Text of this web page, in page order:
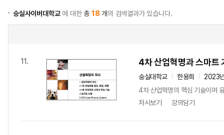
숭실사이버대학교에 대한총 18 개의 검색결과가 있습니다.
11. 4차 산업혁명과 스마트
숭실대학교 한용희
2023
4차 산업혁명의 핵심 기술이며
차시보기
강의담기